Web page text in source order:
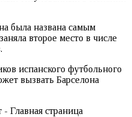
была названа самым
второе место в числе
испанского футбольного
вызвать Барселона